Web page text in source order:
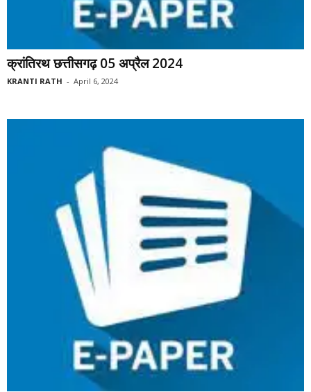
क्रांतिरथ छत्तीसगढ़ 05 अप्रैल 2024
KRANTI RATH - April 6, 2024